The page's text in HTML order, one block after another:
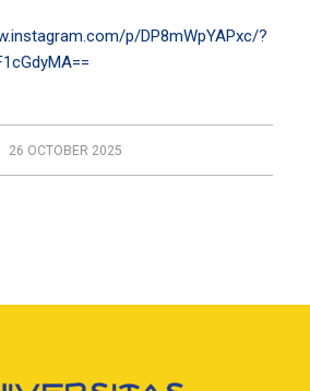
p/DP8mWpYAPxc/?
26 OCTOBER 2025